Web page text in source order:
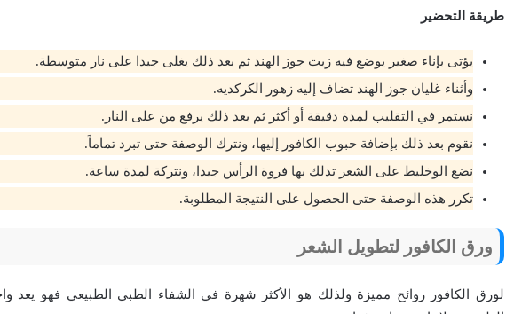
طريقة التحضير
يؤتى بإناء صغير يوضع فيه زيت جوز الهند ثم بعد ذلك يغلى جيدا على نار متوسطة.
وأثناء غليان جوز الهند تضاف إليه زهور الكركديه.
نستمر في التقليب لمدة دقيقة أو أكثر ثم بعد ذلك يرفع من على النار.
نقوم بعد ذلك بإضافة حبوب الكافور إليها، ونترك الوصفة حتى تبرد تماماً.
نضع الوخليط على الشعر تدلك بها فروة الرأس جيدا، ونتركة لمدة ساعة.
تكرر هذه الوصفة حتى الحصول على النتيجة المطلوبة.
ورق الكافور لتطويل الشعر
لورق الكافور روائح مميزة ولذلك هو الأكثر شهرة في الشفاء الطبي الطبيعي فهو يعد